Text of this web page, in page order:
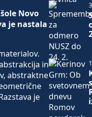
Novo
je nastala
in
abstraktne
je